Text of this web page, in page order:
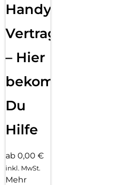
Handy
Vertragsabwicklung
– Hier
bekommst
Du
Hilfe
ab 0,00 €
inkl. MwSt.
Mehr